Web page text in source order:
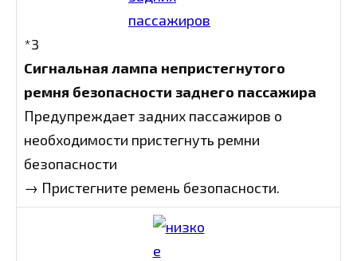
*3
Сигнальная лампа непристегнутого
ремня безопасности заднего пассажира
Предупреждает задних пассажиров о
необходимости пристегнуть ремни
безопасности
→ Пристегните ремень безопасности.